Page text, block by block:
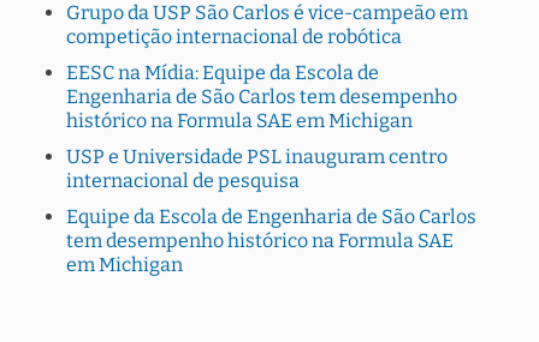
Grupo da USP São Carlos é vice-campeão em
competição internacional de robótica
EESC na Mídia: Equipe da Escola de
Engenharia de São Carlos tem desempenho
histórico na Formula SAE em Michigan
USP e Universidade PSL inauguram centro
internacional de pesquisa
Equipe da Escola de Engenharia de São Carlos
tem desempenho histórico na Formula SAE
em Michigan